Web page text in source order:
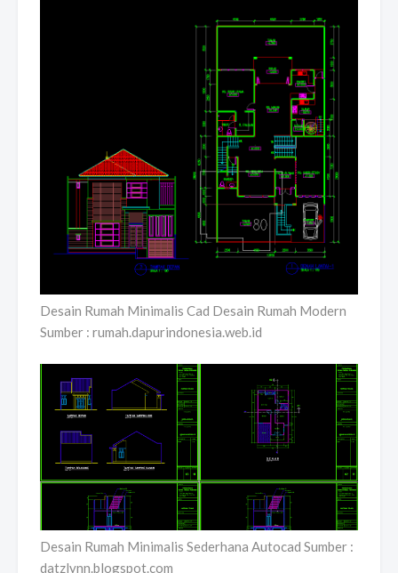
Desain Rumah Minimalis Cad Desain Rumah Modern
Sumber : rumah.dapurindonesia.web.id
Desain Rumah Minimalis Sederhana Autocad Sumber :
datzlynn.blogspot.com